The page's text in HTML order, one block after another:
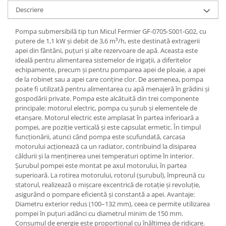
Tractoraș de tuns gazonul
Zootehnie
Incubatoare, oparitoare si
deplumatoare
Echipamente pentru animale
Aparate de tuns animale
Piese si accesorii aparate de tuns
animale
Tarcuri animale
Semanatori
Masini batut stalpi si accesorii
Roabe & accesorii
Casute gradina si cutii depozitare
Mobilier gradina
Corturi, Prelate si plase de
umbrire
Lopeti zapada
Descriere
Pompa submersibilă tip tun Micul Fermier GF-0705-S001-G02, cu
putere de 1,1 kW și debit de 3,6 m³/h, este destinată extragerii
apei din fântâni, puțuri și alte rezervoare de apă. Aceasta este
ideală pentru alimentarea sistemelor de irigații, a diferitelor
echipamente, precum și pentru pomparea apei de ploaie, a apei
de la robinet sau a apei care conține clor. De asemenea, pompa
poate fi utilizată pentru alimentarea cu apă menajeră în grădini și
gospodării private. Pompa este alcătuită din trei componente
principale: motorul electric, pompa cu șurub și elementele de
etanșare. Motorul electric este amplasat în partea inferioară a
pompei, are poziție verticală și este capsulat ermetic. În timpul
funcționării, atunci când pompa este scufundată, carcasa
motorului acționează ca un radiator, contribuind la disiparea
căldurii și la menținerea unei temperaturi optime în interior.
Șurubul pompei este montat pe axul motorului, în partea
superioară. La rotirea motorului, rotorul (șurubul), împreună cu
statorul, realizează o mișcare excentrică de rotație și revoluție,
asigurând o pompare eficientă și constantă a apei. Avantaje:
Diametru exterior redus (100–132 mm), ceea ce permite utilizarea
pompei în puțuri adânci cu diametrul minim de 150 mm.
Consumul de energie este proporțional cu înălțimea de ridicare.